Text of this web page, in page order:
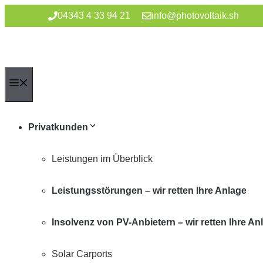
springen
04343 4 33 94 21 info@photovoltaik.sh
Privatkunden
Leistungen im Überblick
Leistungsstörungen – wir retten Ihre Anlage
Insolvenz von PV-Anbietern – wir retten Ihre
Solar Carports